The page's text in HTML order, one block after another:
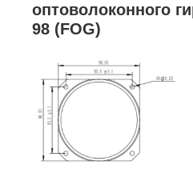
оптоволоконного
98 (FOG)